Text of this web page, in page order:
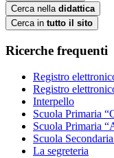
Cerca nella didattica
Cerca in tutto il sito
Ricerche frequenti
Registro
Registro
Interpello
Scuola Primaria
Scuola Primaria
Scuola
La segreteria